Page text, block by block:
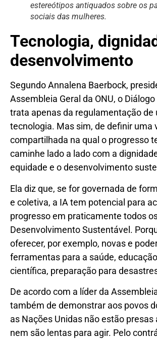
estereótipos antiquados sobre os
sociais das mulheres.
Tecnologia,
desenvolvimento
Segundo Annalena Baerbock,
Assembleia Geral da ONU, o
trata apenas da regulamentação de
tecnologia. Mas sim, de definir uma
compartilhada na qual o progresso
caminhe lado a lado com a
equidade e o desenvolvimento
Ela diz que, se for governada de
e coletiva, a IA tem potencial para
progresso em praticamente todos
Desenvolvimento Sustentável.
oferecer, por exemplo, novas e
ferramentas para a saúde,
científica, preparação para
De acordo com a líder da
também de demonstrar aos povos
as Nações Unidas não estão presas
nem são lentas para agir. Pelo